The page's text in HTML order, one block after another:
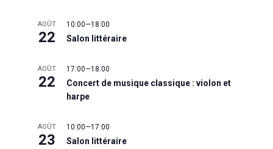
AOÛT
22
10:00—18:00
Salon littéraire
AOÛT
22
17:00—18:00
Concert de musique classique : violon et
harpe
AOÛT
23
10:00—17:00
Salon littéraire